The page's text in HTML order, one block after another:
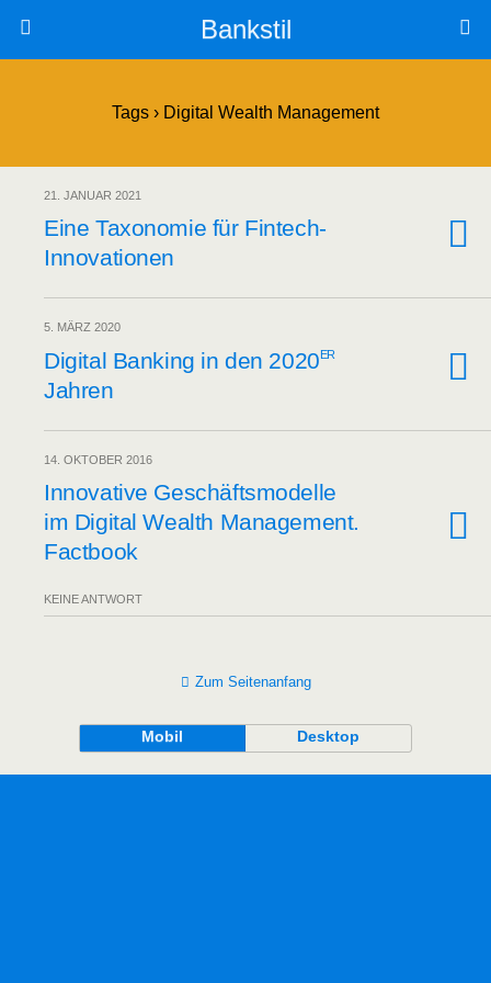
Bankstil
Tags › Digital Wealth Management
21. JANUAR 2021
Eine Taxo­no­mie für Fintech-
Innovationen
5. MÄRZ 2020
Digi­tal Ban­king in den 2020er
Jahren
14. OKTOBER 2016
Inno­va­ti­ve Geschäfts­mo­del­le
im Digi­tal Wealth Manage­ment.
Factbook
KEINE ANTWORT
Zum Seitenanfang
Mobil Desktop